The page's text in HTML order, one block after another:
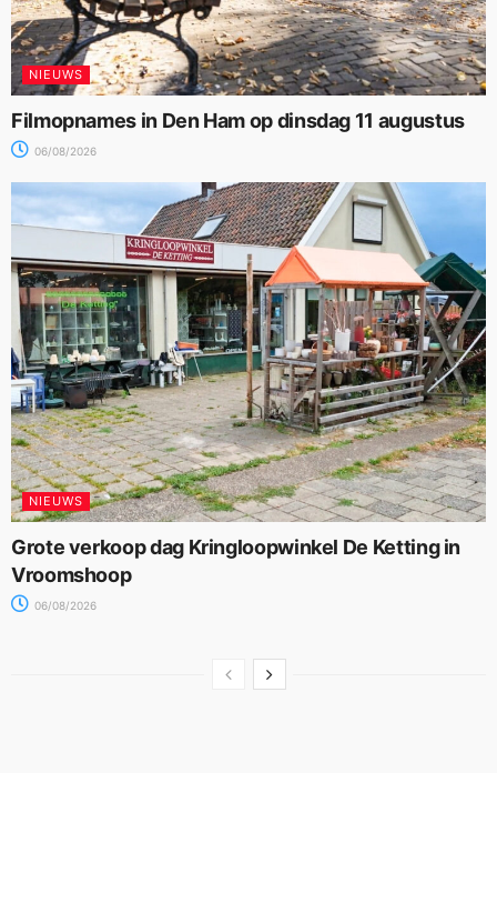
NIEUWS
Filmopnames in Den Ham op dinsdag 11 augustus
06/08/2026
NIEUWS
Grote verkoop dag Kringloopwinkel De Ketting in
Vroomshoop
06/08/2026